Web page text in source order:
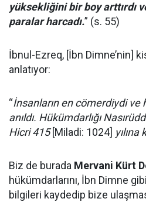
yüksekliğini bir boy arttırdı
paralar harcadı.” (s. 55)
İbnul-Ezreq, [İbn Dimne’nin]
anlatıyor:
“İnsanların en cömerdiydi ve
anıldı. Hükümdarlığı
Hicri 415[Miladi: 1024]
Biz de burada Mervani Kürt
hükümdarlarını, İbn Dimne
bilgileri kaydedip bize